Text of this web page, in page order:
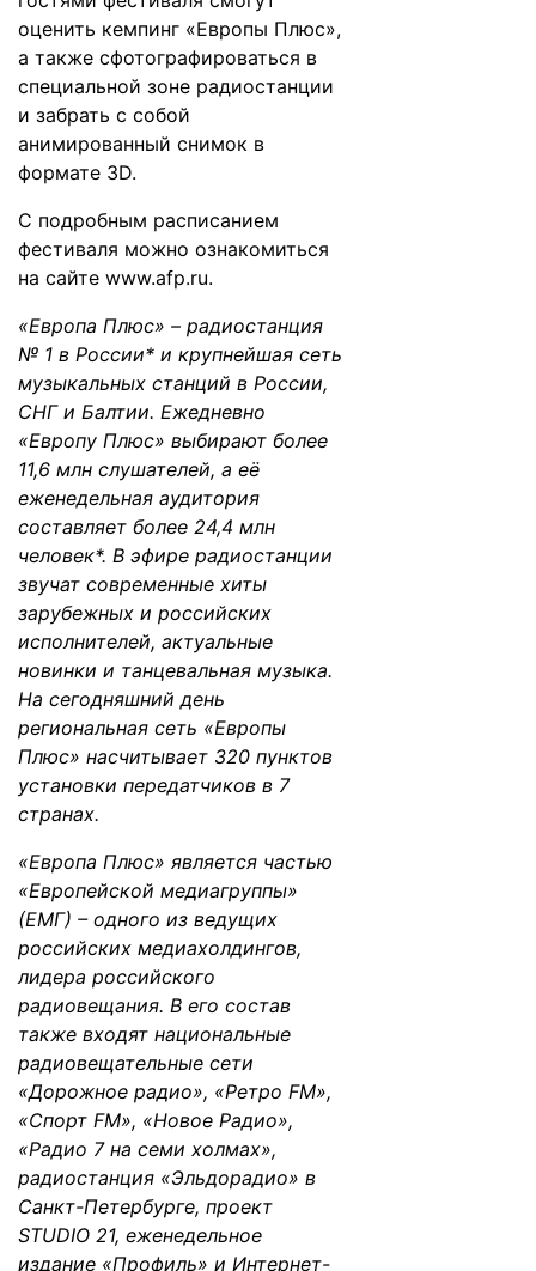
оценить кемпинг «Европы Плюс»,
а также сфотографироваться в
специальной зоне радиостанции
и забрать с собой
анимированный снимок в
формате 3D.
С подробным расписанием
фестиваля можно ознакомиться
на сайте www.afp.ru.
«Европа Плюс» – радиостанция
№ 1 в России* и крупнейшая сеть
музыкальных станций в России,
СНГ и Балтии. Ежедневно
«Европу Плюс» выбирают более
11,6 млн слушателей, а её
еженедельная аудитория
составляет более 24,4 млн
человек*. В эфире радиостанции
звучат современные хиты
зарубежных и российских
исполнителей, актуальные
новинки и танцевальная музыка.
На сегодняшний день
региональная сеть «Европы
Плюс» насчитывает 320 пунктов
установки передатчиков в 7
странах.
«Европа Плюс» является частью
«Европейской медиагруппы»
(ЕМГ) – одного из ведущих
российских медиахолдингов,
лидера российского
радиовещания. В его состав
также входят национальные
радиовещательные сети
«Дорожное радио», «Ретро FM»,
«Спорт FM», «Новое Радио»,
«Радио 7 на семи холмах»,
радиостанция «Эльдорадио» в
Санкт-Петербурге, проект
STUDIO 21, еженедельное
издание «Профиль» и Интернет-